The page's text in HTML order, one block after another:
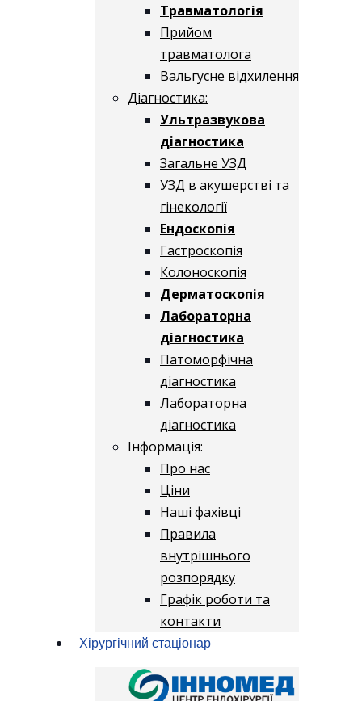
Травматологія
Прийом
травматолога
Вальгусне відхилення
Діагностика:
Ультразвукова
діагностика
Загальне УЗД
УЗД в акушерстві та
гінекології
Ендоскопія
Гастроскопія
Колоноскопія
Дерматоскопія
Лабораторна
діагностика
Патоморфічна
діагностика
Лабораторна
діагностика
Інформація:
Про нас
Ціни
Наші фахівці
Правила
внутрішнього
розпорядку
Графік роботи та
контакти
Хірургічний стаціонар